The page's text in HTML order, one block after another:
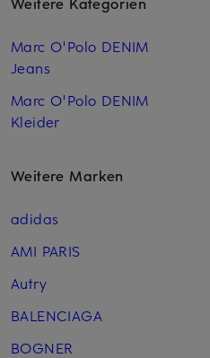
Marc O'Polo DENIM
Jeans
Marc O'Polo DENIM
Kleider
Weitere Marken
adidas
AMI PARIS
Autry
BALENCIAGA
BOGNER